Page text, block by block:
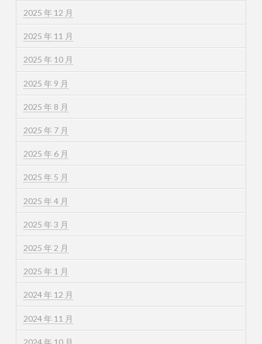
2025 年 12 月
2025 年 11 月
2025 年 10 月
2025 年 9 月
2025 年 8 月
2025 年 7 月
2025 年 6 月
2025 年 5 月
2025 年 4 月
2025 年 3 月
2025 年 2 月
2025 年 1 月
2024 年 12 月
2024 年 11 月
2024 年 10 月